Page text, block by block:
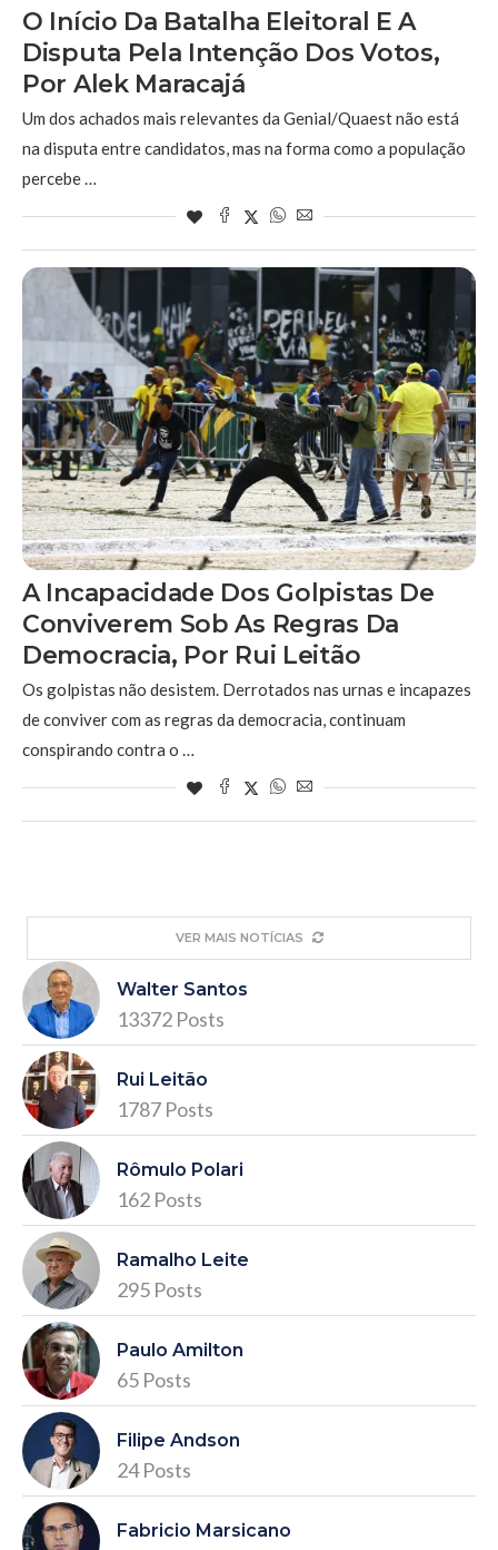
O Início Da Batalha Eleitoral E A
Disputa Pela Intenção Dos Votos,
Por Alek Maracajá
Um dos achados mais relevantes da Genial/Quaest não está
na disputa entre candidatos, mas na forma como a população
percebe …
A Incapacidade Dos Golpistas De
Conviverem Sob As Regras Da
Democracia, Por Rui Leitão
Os golpistas não desistem. Derrotados nas urnas e incapazes
de conviver com as regras da democracia, continuam
conspirando contra o …
VER MAIS NOTÍCIAS
Fabricio Marsicano
Filipe Andson
24 Posts
Paulo Amilton
65 Posts
Ramalho Leite
295 Posts
Rômulo Polari
162 Posts
Rui Leitão
1787 Posts
Walter Santos
13372 Posts